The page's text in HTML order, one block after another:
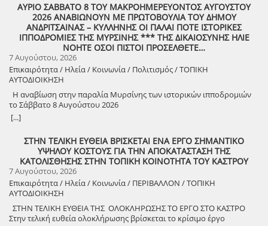
ΑΥΡΙΟ ΣΑΒΒΑΤΟ 8 ΤΟΥ ΜΑΚΡΟΗΜΕΡΕΥΟΝΤΟΣ ΑΥΓΟΥΣΤΟΥ
2026 ΑΝΑΒΙΩΝΟΥΝ ΜΕ ΠΡΩΤΟΒΟΥΛΙΑ ΤΟΥ ΔΗΜΟΥ
ΑΝΔΡΙΤΣΑΙΝΑΣ – ΚΥΛΛΗΝΗΣ ΟΙ ΠΑΛΑΙ ΠΟΤΕ ΙΣΤΟΡΙΚΕΣ
ΙΠΠΟΔΡΟΜΙΕΣ ΤΗΣ ΜΥΡΣΙΝΗΣ *** ΤΗΣ ΔΙΚΑΙΟΣΥΝΗΣ ΗΛΙΕ
ΝΟΗΤΕ ΟΣΟΙ ΠΙΣΤΟΙ ΠΡΟΣΕΛΘΕΤΕ…
7 Αυγούστου, 2026
Επικαιρότητα / Ηλεία / Κοινωνία / Πολιτισμός / ΤΟΠΙΚΗ
ΑΥΤΟΔΙΟΙΚΗΣΗ
Η αναβίωση στην παραλία Μυρσίνης των ιστορικών ιπποδρομιών
το Σάββατο 8 Αυγούστου 2026
[...]
ΣΤΗΝ ΤΕΛΙΚΗ ΕΥΘΕΙΑ ΒΡΙΣΚΕΤΑΙ ΕΝΑ ΕΡΓΟ ΣΗΜΑΝΤΙΚΟ
ΥΨΗΛΟΥ ΚΟΣΤΟΥΣ ΓΙΑ ΤΗΝ ΑΠΟΚΑΤΑΣΤΑΣΗ ΤΗΣ
ΚΑΤΟΛΙΣΘΗΣΗΣ ΣΤΗΝ ΤΟΠΙΚΗ ΚΟΙΝΟΤΗΤΑ ΤΟΥ ΚΑΣΤΡΟΥ
7 Αυγούστου, 2026
Επικαιρότητα / Ηλεία / Κοινωνία / ΠΕΡΙΒΑΛΛΟΝ / ΤΟΠΙΚΗ
ΑΥΤΟΔΙΟΙΚΗΣΗ
ΣΤΗΝ ΤΕΛΙΚΗ ΕΥΘΕΙΑ ΤΗΣ ΟΛΟΚΛΗΡΩΣΗΣ ΤΟ ΕΡΓΟ ΣΤΟ ΚΑΣΤΡΟ
Στην τελική ευθεία ολοκλήρωσης βρίσκεται το κρίσιμο έργο